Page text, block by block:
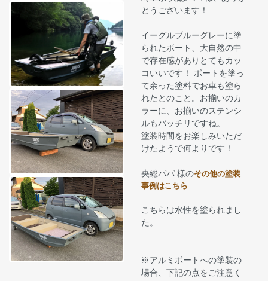
とうございます！
イーグルブルーグレーに塗
られたボート、大自然の中
で存在感がありとてもカッ
コいいです！ ボートを塗っ
て余った塗料でお車も塗ら
れたとのこと。お揃いのカ
ラーに、お揃いのステンシ
ルもバッチリですね。
塗装時間をお楽しみいただ
けたようで何よりです！
央総パパ 様のその他の塗装
事例はこちら
こちらは水性を塗られまし
た。
※アルミボートへの塗装の
場合、下記の点をご注意く